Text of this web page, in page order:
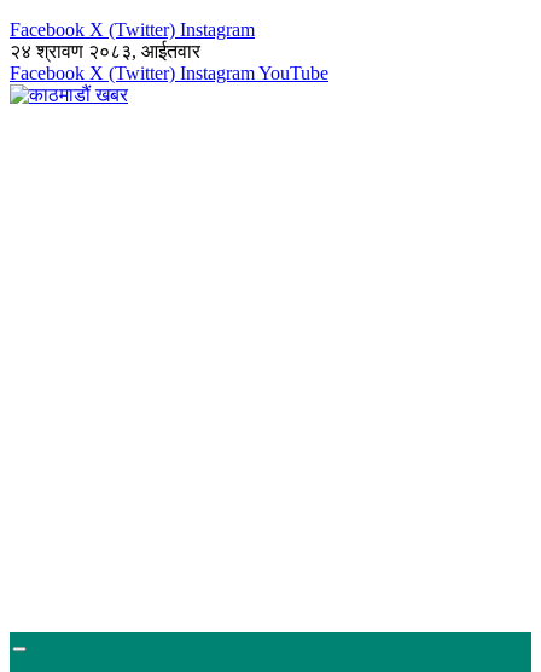
Facebook X (Twitter) Instagram
२४ श्रावण २०८३, आईतवार
Facebook X (Twitter) InstagramYouTube